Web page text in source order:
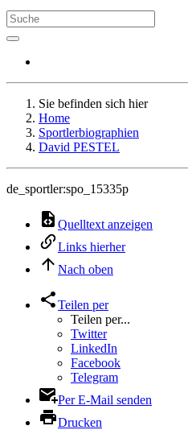
Sie befinden sich hier
Home
Sportlerbiographien
David PESTEL
de_sportler:spo_15335p
Quelltext anzeigen
Links hierher
Nach oben
Teilen per
Teilen per...
Twitter
LinkedIn
Facebook
Telegram
Per E-Mail senden
Drucken